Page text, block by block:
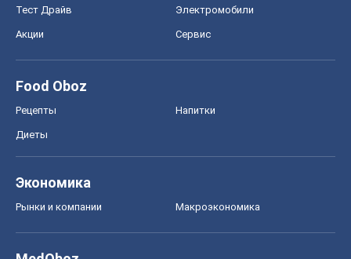
Тест Драйв Электромобили
Акции Сервис
Food Oboz
Рецепты Напитки
Диеты
Экономика
Рынки и компании Mакроэкономика